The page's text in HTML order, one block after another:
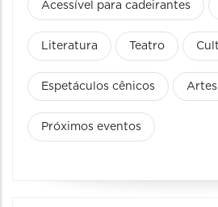
Acessível para cadeirantes
Literatura Teatro
Espetáculos cênicos Artes
Próximos eventos